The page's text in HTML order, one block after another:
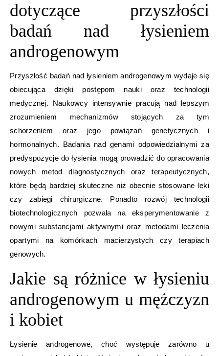
dotyczące przyszłości
badań nad łysieniem
androgenowym
Przyszłość badań nad łysieniem androgenowym wydaje się
obiecująca dzięki postępom nauki oraz technologii
medycznej. Naukowcy intensywnie pracują nad lepszym
zrozumieniem mechanizmów stojących za tym
schorzeniem oraz jego powiązań genetycznych i
hormonalnych. Badania nad genami odpowiedzialnymi za
predyspozycje do łysienia mogą prowadzić do opracowania
nowych metod diagnostycznych oraz terapeutycznych,
które będą bardziej skuteczne niż obecnie stosowane leki
czy zabiegi chirurgiczne. Ponadto rozwój technologii
biotechnologicznych pozwala na eksperymentowanie z
nowymi substancjami aktywnymi oraz metodami leczenia
opartymi na komórkach macierzystych czy terapiach
genowych.
Jakie są różnice w łysieniu
androgenowym u mężczyzn
i kobiet
Łysienie androgenowe, choć występuje zarówno u